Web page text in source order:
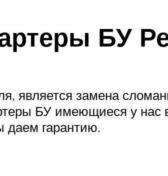
БУ
является замена
БУ имеющиеся у
даем гарантию.